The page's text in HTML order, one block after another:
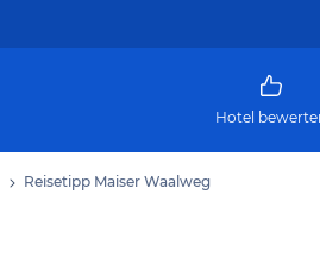
Hotel
Reisetipp Maiser Waalweg